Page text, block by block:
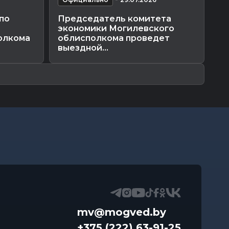
Председатель комитета
экономики Могилевского
облисполкома проведет
выездной...
mv@mogved.by